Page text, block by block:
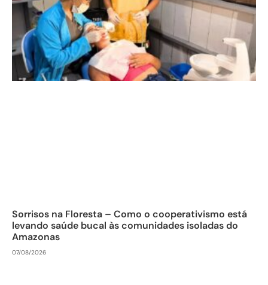
Sorrisos na Floresta – Como o cooperativismo está
levando saúde bucal às comunidades isoladas do
Amazonas
07/08/2026